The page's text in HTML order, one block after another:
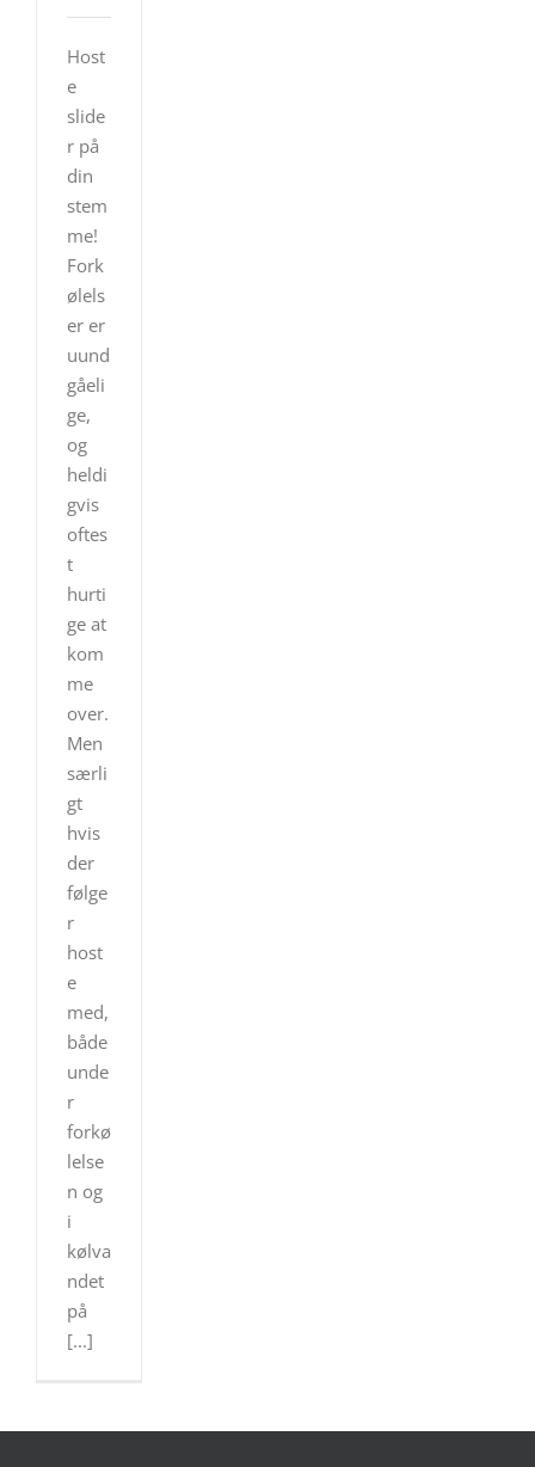
Host
e
slide
r på
din
stem
me!
Fork
ølels
er er
uund
gåeli
ge,
og
heldi
gvis
oftes
t
hurti
ge at
kom
me
over.
Men
særli
gt
hvis
der
følge
r
host
e
med,
både
unde
r
forkø
lelse
n og
i
kølva
ndet
på
[...]